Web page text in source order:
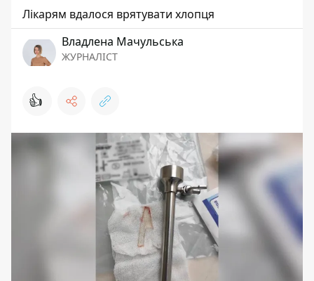
Лікарям вдалося врятувати хлопця
Владлена Мачульська
ЖУРНАЛІСТ
👍